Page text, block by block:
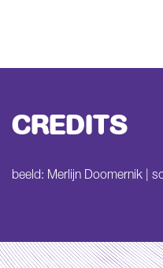
CREDITS
beeld: Merlijn Doomernik |